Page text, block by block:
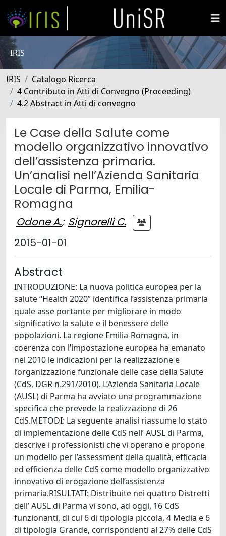
IRIS
IRIS
Catalogo Ricerca
4 Contributo in Atti di Convegno (Proceeding)
4.2 Abstract in Atti di convegno
Le Case della Salute come
modello organizzativo innovativo
dell’assistenza primaria.
Un’analisi nell’Azienda Sanitaria
Locale di Parma, Emilia-
Romagna
Odone A.; Signorelli C.
2015-01-01
Abstract
INTRODUZIONE: La nuova politica europea per la
salute “Health 2020” identifica l’assistenza primaria
quale asse portante per migliorare in modo
significativo la salute e il benessere delle
popolazioni. La regione Emilia-Romagna, in
coerenza con l’impostazione europea ha emanato
nel 2010 le indicazioni per la realizzazione e
l’organizzazione funzionale delle case della Salute
(CdS, DGR n.291/2010). L’Azienda Sanitaria Locale
(AUSL) di Parma ha avviato una programmazione
specifica che prevede la realizzazione di 26
CdS.METODI: La seguente analisi riassume lo stato
di implementazione delle CdS nell’ AUSL di Parma,
descrive i professionisti che vi operano e propone
un modello per l’assessment della qualità, efficacia
ed efficienza delle CdS come modello organizzativo
innovativo di erogazione dell’assistenza
primaria.RISULTATI: Distribuite nei quattro Distretti
dell’ AUSL di Parma vi sono, ad oggi, 16 CdS
funzionanti, di cui 6 di tipologia piccola, 4 Media e 6
di tipologia Grande, corrispondenti al 27% delle CdS